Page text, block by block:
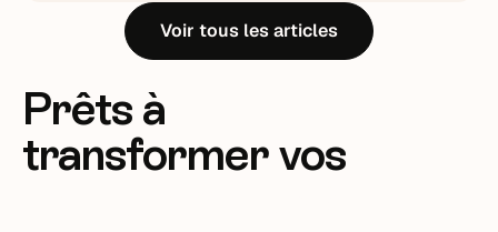
Voir tous les articles
Prêts à
transformer vos